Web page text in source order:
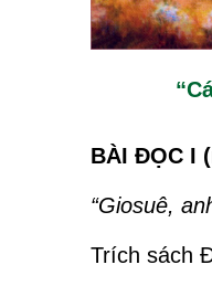
BÀI ĐỌC I
“Giosuê,
Trích sách